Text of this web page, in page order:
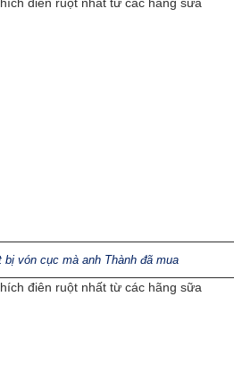
bị vón cục mà anh Thành đã mua